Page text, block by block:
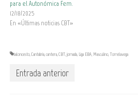
para el Autonómica Fem.
12/18/2025
En «Últimas noticias CBT»
baloncesto,Cantabria,cantera,CBT,jornada, Liga EBA, Masculino,Torrelavega
Entrada anterior